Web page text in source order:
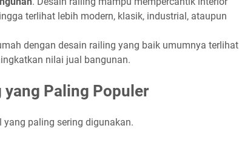
terlihat lebih modern, klasik, industrial, ataupun
dengan desain railing yang baik umumnya terlihat
nilai jual bangunan.
Paling Populer
paling sering digunakan.